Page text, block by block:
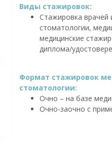
Виды стажировок:
Стажировка врачей
стоматологии,
медицинские
диплома/
Формат стажировок
стоматологии:
Очно – на базе
Очно-заочно с